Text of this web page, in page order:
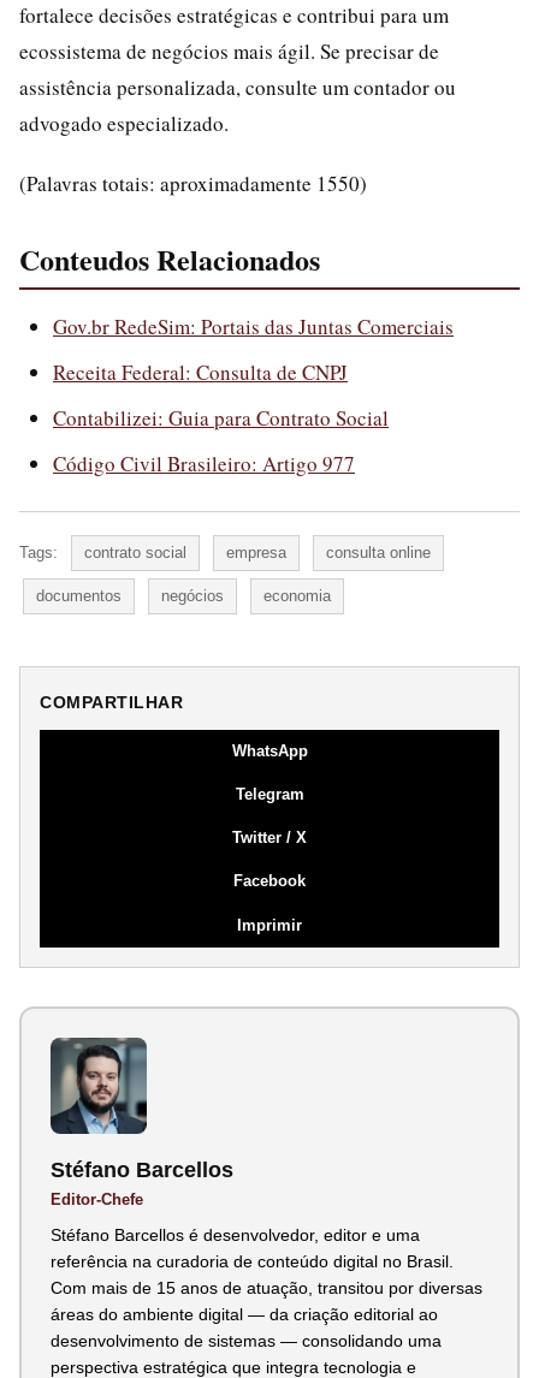
fortalece decisões estratégicas e contribui para um
ecossistema de negócios mais ágil. Se precisar de
assistência personalizada, consulte um contador ou
advogado especializado.
(Palavras totais: aproximadamente 1550)
Conteudos Relacionados
Gov.br RedeSim: Portais das Juntas Comerciais
Receita Federal: Consulta de CNPJ
Contabilizei: Guia para Contrato Social
Código Civil Brasileiro: Artigo 977
Tags: contrato social empresa consulta online
documentos negócios economia
COMPARTILHAR
WhatsApp
Telegram
Twitter / X
Facebook
Imprimir
Stéfano Barcellos
Editor-Chefe
Stéfano Barcellos é desenvolvedor, editor e uma
referência na curadoria de conteúdo digital no Brasil.
Com mais de 15 anos de atuação, transitou por diversas
áreas do ambiente digital — da criação editorial ao
desenvolvimento de sistemas — consolidando uma
perspectiva estratégica que integra tecnologia e